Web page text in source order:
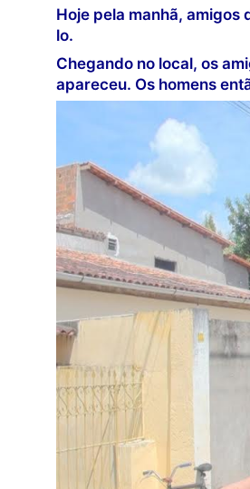
Hoje pela manhã,
lo.
Chegando no local, os
apareceu. Os homens